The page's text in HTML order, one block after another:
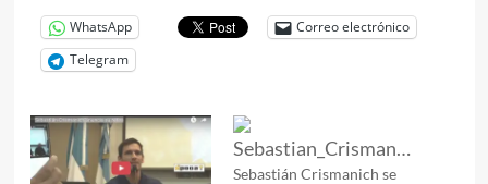
WhatsApp
Correo electrónico
Telegram
Sebastián Crismanich se